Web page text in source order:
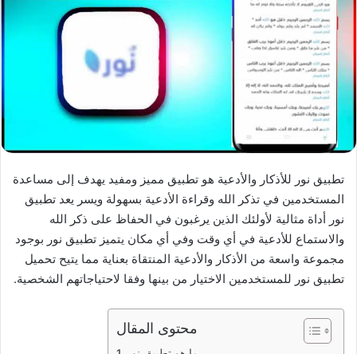
تطبيق نور للأذكار والأدعية هو تطبيق مميز ومفيد يهدف إلى مساعدة
المستخدمين في تذكر الله وقراءة الأدعية بسهولة ويسر يعد تطبيق
نور أداة مثالية لأولئك الذين يرغبون في الحفاظ على ذكر الله
والاستماع للأدعية في أي وقت وفي أي مكان يتميز تطبيق نور بوجود
مجموعة واسعة من الأذكار والأدعية المنتقاة بعناية مما يتيح تحميل
تطبيق نور للمستخدمين الاختيار من بينها وفقا لاحتياجاتهم الشخصية.
محتوى المقال